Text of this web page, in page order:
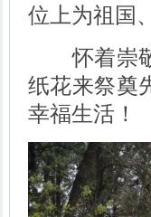
位上为祖国
怀着崇敬
纸花来祭奠
幸福生活！